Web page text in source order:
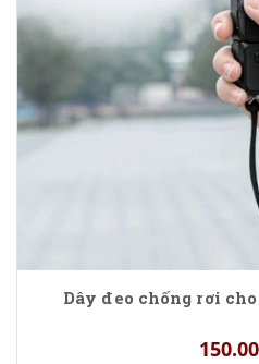
Dây đeo chống rơi